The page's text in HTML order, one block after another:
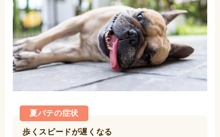
夏バテの症状
歩くスピードが遅くなる